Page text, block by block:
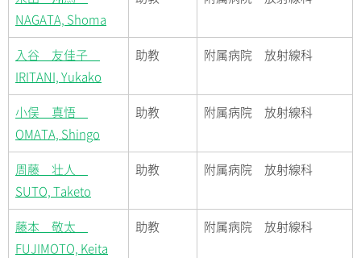
NAGATA, Shoma
入谷 友佳子
IRITANI, Yukako
助教 附属病院 放射線科
小俣 真悟
OMATA, Shingo
助教 附属病院 放射線科
周藤 壮人
SUTO, Taketo
助教 附属病院 放射線科
藤本 敬太
FUJIMOTO, Keita
助教 附属病院 放射線科